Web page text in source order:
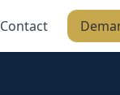
Contact